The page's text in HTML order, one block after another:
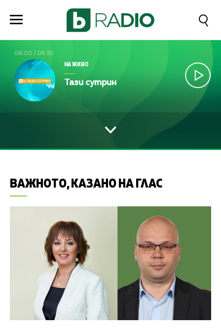
06:00 09:30
НА ЖИВО
Тази сутрин
ВАЖНОТО, КАЗАНО НА ГЛАС